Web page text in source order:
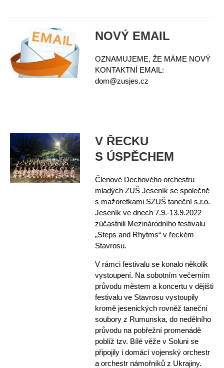
NOVÝ EMAIL
OZNAMUJEME, ŽE MÁME NOVÝ
KONTAKTNÍ EMAIL:
dom@zusjes.cz
V ŘECKU
S ÚSPĚCHEM
Členové Dechového orchestru
mladých ZUŠ Jeseník se společně
s mažoretkami SZUŠ taneční s.r.o.
Jeseník ve dnech 7.9.-13.9.2022
zúčastnili Mezinárodního festivalu
„Steps and Rhytms“ v řeckém
Stavrosu.
V rámci festivalu se konalo několik
vystoupení. Na sobotním večerním
průvodu městem a koncertu v dějišti
festivalu ve Stavrosu vystoupily
kromě jesenických rovněž taneční
soubory z Rumunska, do nedělního
průvodu na pobřežní promenádě
poblíž tzv. Bílé věže v Soluni se
připojily i domácí vojenský orchestr
a orchestr námořníků z Ukrajiny.